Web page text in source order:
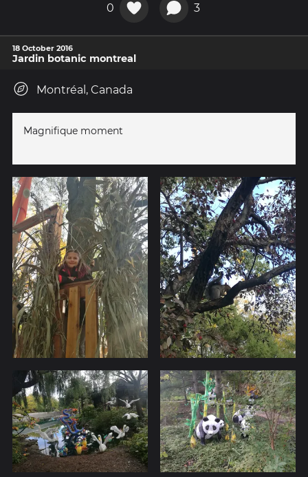
0 3
18 October 2016
Jardin botanic montreal
Montréal, Canada
Magnifique moment